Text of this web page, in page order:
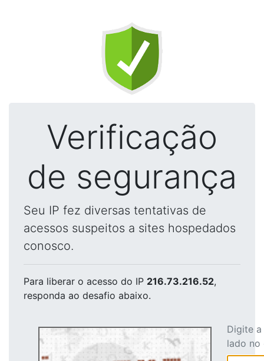
Verificação
de segurança
Seu IP fez diversas tentativas de
acessos suspeitos a sites hospedados
conosco.
Para liberar o acesso do IP 216.73.216.52,
responda ao desafio abaixo.
Digite
lado no